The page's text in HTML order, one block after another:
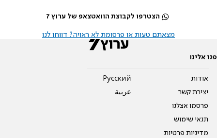
הצטרפו לקבוצת הוואטצאפ של ערוץ 7
מצאתם טעות או פרסומת לא ראויה? דווחו לנו
פנו אלינו
אודות
יצירת קשר
פרסמו אצלנו
תנאי שימוש
מדיניות פרטיות
Pусский
عربية